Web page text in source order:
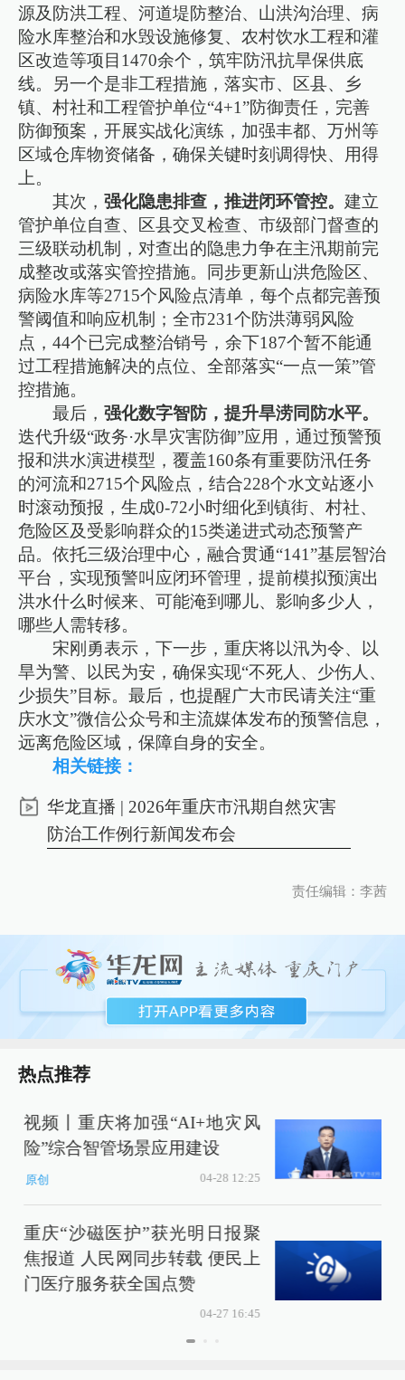
源及防洪工程、河道堤防整治、山洪沟治理、病
险水库整治和水毁设施修复、农村饮水工程和灌
区改造等项目1470余个，筑牢防汛抗旱保供底
线。另一个是非工程措施，落实市、区县、乡
镇、村社和工程管护单位“4+1”防御责任，完善
防御预案，开展实战化演练，加强丰都、万州等
区域仓库物资储备，确保关键时刻调得快、用得
上。
其次，强化隐患排查，推进闭环管控。建立
管护单位自查、区县交叉检查、市级部门督查的
三级联动机制，对查出的隐患力争在主汛期前完
成整改或落实管控措施。同步更新山洪危险区、
病险水库等2715个风险点清单，每个点都完善预
警阈值和响应机制；全市231个防洪薄弱风险
点，44个已完成整治销号，余下187个暂不能通
过工程措施解决的点位、全部落实“一点一策”管
控措施。
最后，强化数字智防，提升旱涝同防水平。
迭代升级“政务·水旱灾害防御”应用，通过预警预
报和洪水演进模型，覆盖160条有重要防汛任务
的河流和2715个风险点，结合228个水文站逐小
时滚动预报，生成0-72小时细化到镇街、村社、
危险区及受影响群众的15类递进式动态预警产
品。依托三级治理中心，融合贯通“141”基层智治
平台，实现预警叫应闭环管理，提前模拟预演出
洪水什么时候来、可能淹到哪儿、影响多少人，
哪些人需转移。
宋刚勇表示，下一步，重庆将以汛为令、以
旱为警、以民为安，确保实现“不死人、少伤人、
少损失”目标。最后，也提醒广大市民请关注“重
庆水文”微信公众号和主流媒体发布的预警信息，
远离危险区域，保障自身的安全。
相关链接：
华龙直播 | 2026年重庆市汛期自然灾害
防治工作例行新闻发布会
责任编辑：李茜
热点推荐
视频丨重庆将加强“AI+地灾风
险”综合智管场景应用建设
原创 04-28 12:25
重庆“沙磁医护”获光明日报聚
焦报道 人民网同步转载 便民上
门医疗服务获全国点赞
04-27 16:45